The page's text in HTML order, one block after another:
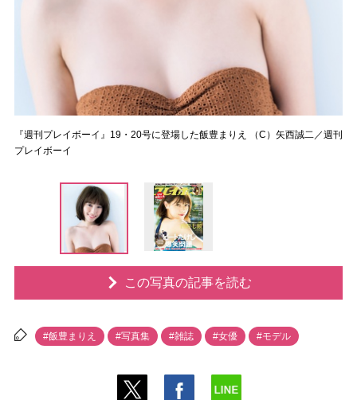
『週刊プレイボーイ』19・20号に登場した飯豊まりえ （C）矢西誠二／週刊
プレイボーイ
この写真の記事を読む
#飯豊まりえ #写真集 #雑誌 #女優 #モデル